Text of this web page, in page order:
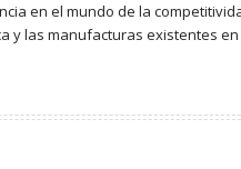
en el mundo de la
y las manufacturas existentes en